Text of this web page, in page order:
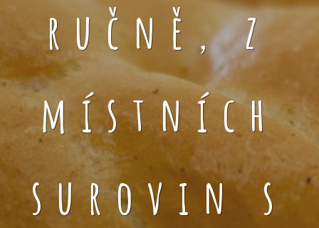
ručně, z
místních
surovin s